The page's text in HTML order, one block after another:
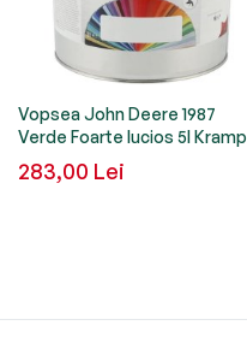
Vopsea John Deere 1987
Verde Foarte lucios 5l Kramp
283,00 Lei